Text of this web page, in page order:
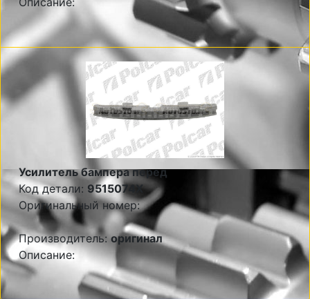
Усилитель бампера перед
Код детали: 9515074X
Оригинальный номер:
Производитель:оригинал
Описание: